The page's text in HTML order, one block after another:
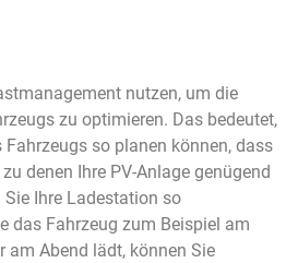
nutzen, um die
zu optimieren. Das bedeutet,
so planen können, dass
denen Ihre PV-Anlage genügend
Ihre Ladestation so
das Fahrzeug zum Beispiel am
am Abend lädt, können Sie